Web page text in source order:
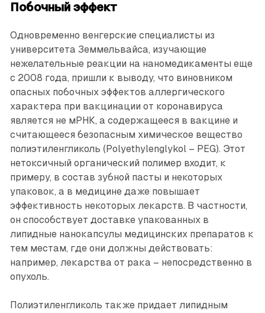
Побочный эффект
Одновременно венгерские специалисты из
университета Земмельвайса, изучающие
нежелательные реакции на наномедикаменты еще
с 2008 года, пришли к выводу, что виновником
опасных побочных эффектов аллергического
характера при вакцинации от коронавируса
является не мРНК, а содержащееся в вакцине и
считающееся безопасным химическое вещество
полиэтиленгликоль (Polyethylenglykol – PEG). Этот
нетоксичный органический полимер входит, к
примеру, в состав зубной пасты и некоторых
упаковок, а в медицине даже повышает
эффективность некоторых лекарств. В частности,
он способствует доставке упакованных в
липидные нанокапсулы медицинских препаратов к
тем местам, где они должны действовать:
например, лекарства от рака – непосредственно в
опухоль.
Полиэтиленгликоль также придает липидным